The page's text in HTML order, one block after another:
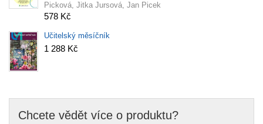
Picková, Jitka Jursová, Jan Picek
578 Kč
Učitelský měsíčník
1 288 Kč
Chcete vědět více o produktu?